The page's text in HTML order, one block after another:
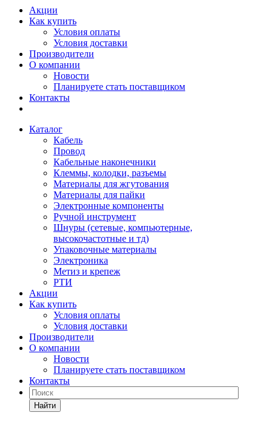
Акции
Как купить
Условия оплаты
Условия доставки
Производители
О компании
Новости
Планируете стать поставщиком
Контакты
Каталог
Кабель
Провод
Кабельные наконечники
Клеммы, колодки, разъемы
Материалы для жгутования
Материалы для пайки
Электронные компоненты
Ручной инструмент
Шнуры (сетевые, компьютерные,
высокочастотные и тд)
Упаковочные материалы
Электроника
Метиз и крепеж
РТИ
Акции
Как купить
Условия оплаты
Условия доставки
Производители
О компании
Новости
Планируете стать поставщиком
Контакты
Найти